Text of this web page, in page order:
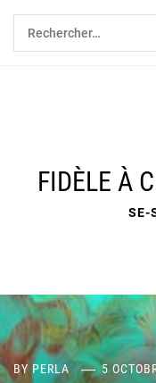
Skip
content
Rechercher :
FIDÈLE À
SE-
BY PERLA
5